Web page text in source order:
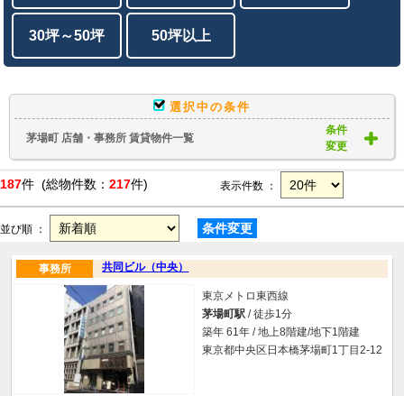
30坪～50坪 50坪以上
選択中の条件
茅場町 店舗・事務所 賃貸物件一覧
条件
変更
187件 (総物件数： 217件) 表示件数 ：
並び順 ： 条件変更
共同ビル（中央）
事務所
東京メトロ東西線
茅場町駅 / 徒歩1分
築年 61年 / 地上8階建/地下1階建
東京都中央区日本橋茅場町1丁目2-12